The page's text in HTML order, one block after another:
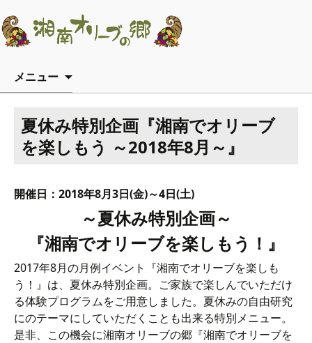
メニュー
夏休み特別企画『湘南でオリーブ
を楽しもう ～2018年8月～』
開催日：2018年8月3日(金)～4日(土)
～夏休み特別企画～
『湘南でオリーブを楽しもう！』
2017年8月の月例イベント『湘南でオリーブを楽しも
う！』は、夏休み特別企画。ご家族で楽しんでいただけ
る体験プログラムをご用意しました。夏休みの自由研究
にのテーマにしていただくことも出来る特別メニュー。
是非、この機会に湘南オリーブの郷『湘南でオリーブを